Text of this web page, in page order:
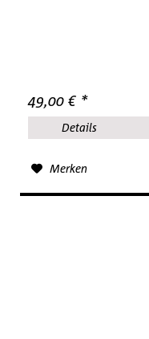
49,00 € *
Details
Merken